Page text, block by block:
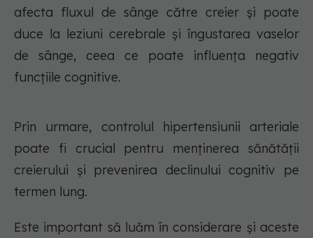
afecta fluxul de sânge către creier și poate
duce la leziuni cerebrale și îngustarea vaselor
de sânge, ceea ce poate influența negativ
funcțiile cognitive.
Prin urmare, controlul hipertensiunii arteriale
poate fi crucial pentru menținerea sănătății
creierului și prevenirea declinului cognitiv pe
termen lung.
Este important să luăm în considerare și aceste